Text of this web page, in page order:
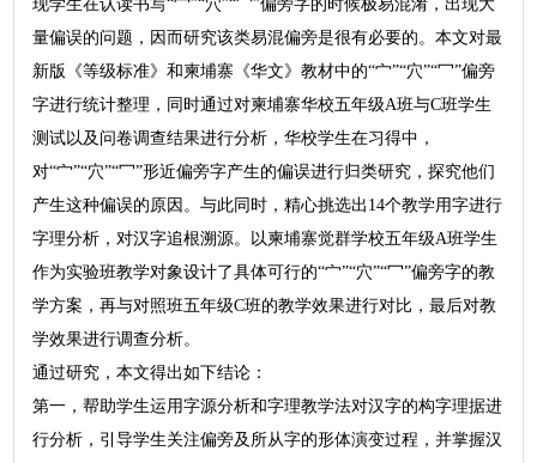
现学生在认读书写“宀”“穴”“冖”偏旁字的时候极易混淆，出现大
量偏误的问题，因而研究该类易混偏旁是很有必要的。本文对最
新版《等级标准》和柬埔寨《华文》教材中的“宀”“穴”“冖”偏旁
字进行统计整理，同时通过对柬埔寨华校五年级A班与C班学生
测试以及问卷调查结果进行分析，华校学生在习得中，
对“宀”“穴”“冖”形近偏旁字产生的偏误进行归类研究，探究他们
产生这种偏误的原因。与此同时，精心挑选出14个教学用字进行
字理分析，对汉字追根溯源。以柬埔寨觉群学校五年级A班学生
作为实验班教学对象设计了具体可行的“宀”“穴”“冖”偏旁字的教
学方案，再与对照班五年级C班的教学效果进行对比，最后对教
学效果进行调查分析。
通过研究，本文得出如下结论：
第一，帮助学生运用字源分析和字理教学法对汉字的构字理据进
行分析，引导学生关注偏旁及所从字的形体演变过程，并掌握汉